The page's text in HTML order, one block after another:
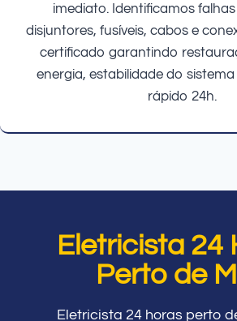
imediato. Identificamos
disjuntores, fusíveis, cabos e
certificado garantindo
energia, estabilidade do
rápido 24h.
Eletricista 24
Perto de
Eletricista 24 horas perto